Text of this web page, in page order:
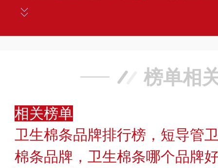
榜单相
相关榜单
卫生棉条品牌排行榜，短导管
棉条品牌，卫生棉条哪个品牌